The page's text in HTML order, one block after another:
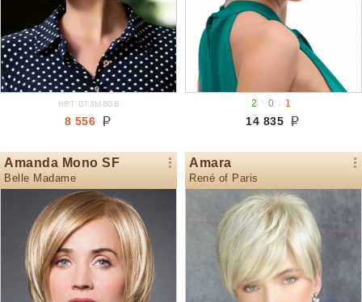
нет отзывов
8 556
2 ↑0 ↓ 1
14 835
Amanda Mono SF
Belle Madame
Amara
René of Paris